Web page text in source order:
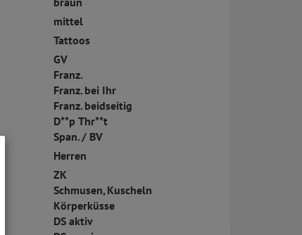
mittel
Tattoos
GV
Franz.
Franz. bei Ihr
Franz. beidseitig
D**p Thr**t
Span. / BV
Herren
ZK
Schmusen, Kuscheln
Körperküsse
DS aktiv